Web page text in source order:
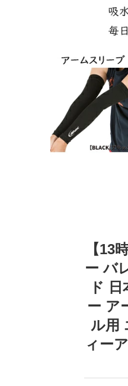
【13
ー バ
ド
ー ア
ル用
ィー